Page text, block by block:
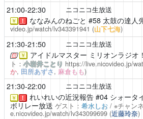
21:00-22:30 ニコニコ生放送
￥ ！ ななみんのねごと #58 太鼓の達人
video.jp/watch/lv343391941 (山下七海)
21:30-21:50 ニコニコ生放送
￥ アイドルマスター ミリオンラジオ！
ト：小岩井ことり https://live.nicovideo.jp/
か, 田所あずさ, 麻倉もも)
21:30-22:00 ニコニコ生放送
￥ ！ れいれいの近況報告#04 シォータ
ボリレー放送 ゲスト： 希水しお/ ※チャン
e.nicovideo.jp/watch/lv343099699 (近藤玲奈)